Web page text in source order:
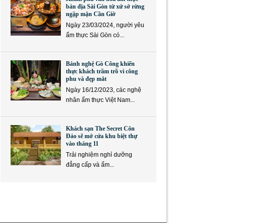
bản địa Sài Gòn từ xứ sở rừng
ngập mặn Cần Giờ
Ngày 23/03/2024, người yêu
ẩm thực Sài Gòn có...
Bánh nghệ Gò Công khiến
thực khách trầm trồ vì công
phu và đẹp mắt
Ngày 16/12/2023, các nghệ
nhân ẩm thực Việt Nam...
Khách sạn The Secret Côn
Đảo sẽ mở cửa khu biệt thự
vào tháng 11
Trải nghiệm nghỉ dưỡng
đẳng cấp và ẩm...